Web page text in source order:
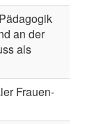
an der
als
Frauen-